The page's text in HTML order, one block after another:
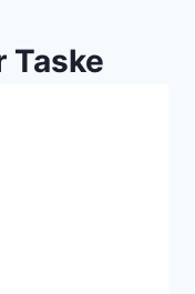
Taske